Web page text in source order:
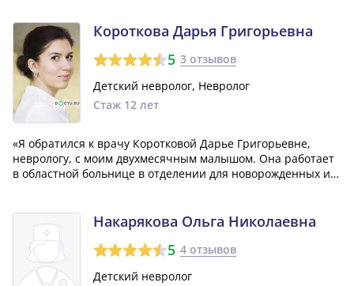
хотим упомянуть Масленникову, оценивая её работу...»
Короткова Дарья Григорьевна
5 3 отзывов
Детский невролог, Невролог
Стаж 12 лет
«Я обратился к врачу Коротковой Дарье Григорьевне,
неврологу, с моим двухмесячным малышом. Она работает
в областной больнице в отделении для новорожденных и
положительными: доктор Короткова уделила нам...»
Накарякова Ольга Николаевна
5 4 отзывов
Детский невролог